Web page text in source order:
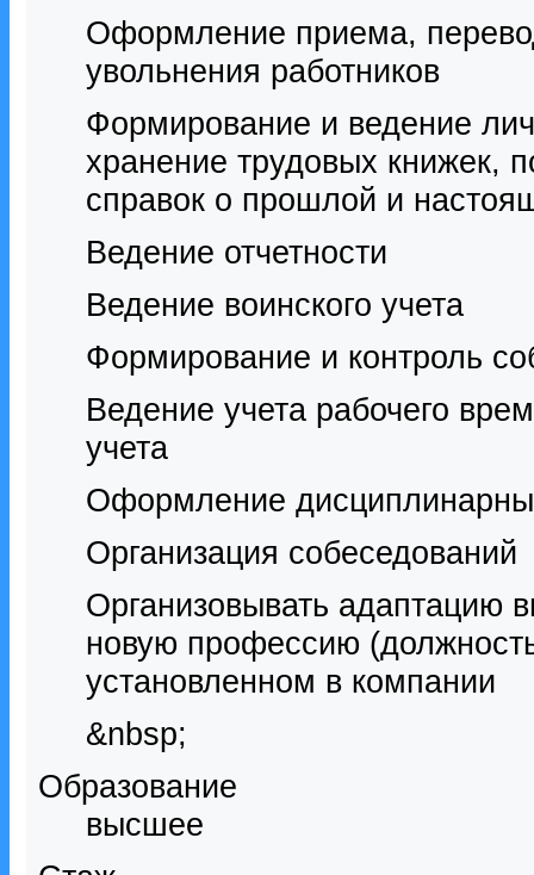
Оформление приема,
увольнения работников
Формирование и ведение
хранение трудовых книжек,
справок о прошлой и
Ведение отчетности
Ведение воинского учета
Формирование и контроль
Ведение учета рабочего
учета
Оформление
Организация собеседований
Организовывать адаптацию
новую профессию
установленном в компании
&nbsp;
Образование
высшее